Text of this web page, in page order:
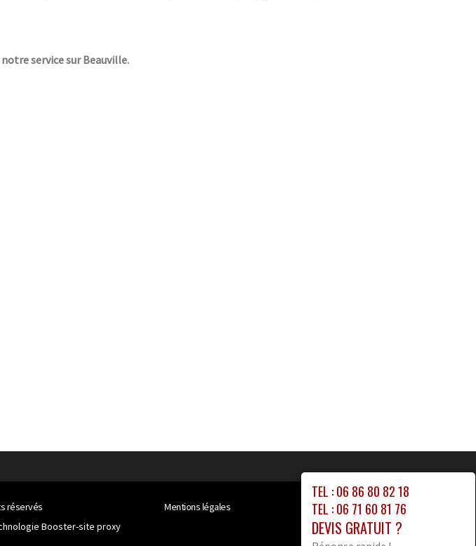
service sur Beauville.
TEL : 06 86 80 82 18
TEL : 06 71 60 81 76
DEVIS GRATUIT ?
réservés
Mentions légales
Booster-site proxy